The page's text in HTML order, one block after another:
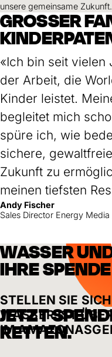
unsere gemeinsame Zukunft.
GROSSER
«Ich bin seit vielen
der Arbeit, die
Kinder leistet.
begleitet mich
spüre ich, wie
sichere,
Zukunft zu
meinen tiefsten
Andy Fischer
Sales Director Energy Media
WASSER
IHRE
STELLEN SIE
WASSER IST
IM
JETZT
RETTEN.